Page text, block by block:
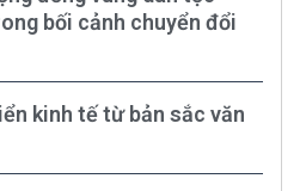
bối cảnh chuyển đổi
kinh tế từ bản sắc văn